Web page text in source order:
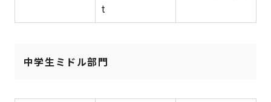
t
中学生ミドル部門